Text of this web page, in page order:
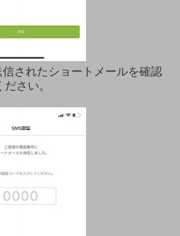
されたショートメールを確認
さい。